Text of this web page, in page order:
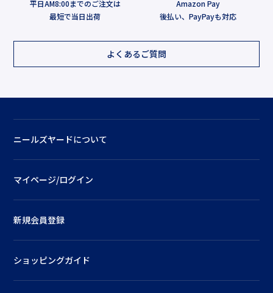
平日AM8:00までのご注文は
最短で当日出荷
Amazon Pay
後払い、PayPayも対応
よくあるご質問
ニールズヤードについて
マイページ/ログイン
新規会員登録
ショッピングガイド